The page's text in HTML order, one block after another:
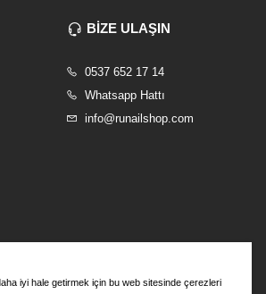
iyi hale getirmek için bu web sitesinde çerezleri
BİZE ULAŞIN
0537 652 17 14
Whatsapp Hattı
info@runailshop.com